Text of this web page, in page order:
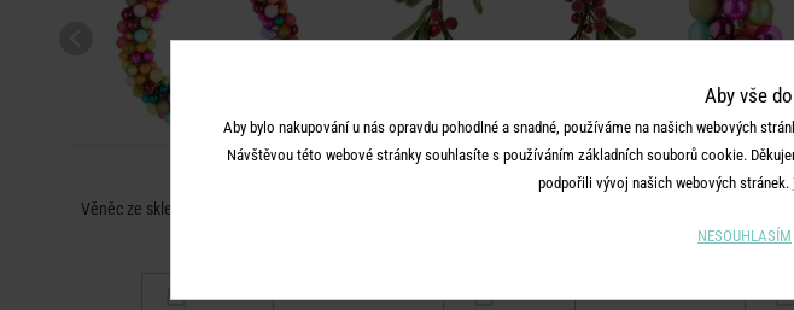
Věněc ze skleněných koulí 40 cm - mix
1 290 Kč 249 Kč
Věnec ze
Aby vše
Aby bylo nakupování u nás opravdu pohodlné a snadné, používáme na našich webových
Návštěvou této webové stránky souhlasíte s používáním základních souborů cookie.
podpořili vývoj našich webových stránek.
NESOUHLASÍM